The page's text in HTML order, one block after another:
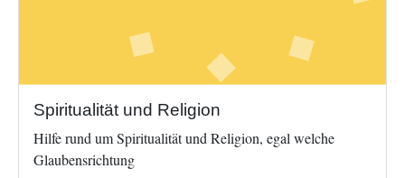
Spiritualität und Religion
Hilfe rund um Spiritualität und Religion, egal welche
Glaubensrichtung